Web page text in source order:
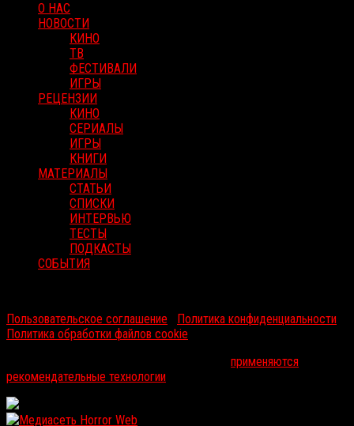
О НАС
НОВОСТИ
КИНО
ТВ
ФЕСТИВАЛИ
ИГРЫ
РЕЦЕНЗИИ
КИНО
СЕРИАЛЫ
ИГРЫ
КНИГИ
МАТЕРИАЛЫ
СТАТЬИ
СПИСКИ
ИНТЕРВЬЮ
ТЕСТЫ
ПОДКАСТЫ
СОБЫТИЯ
Пользовательское соглашение
Политика конфиденциальности
Политика обработки файлов cookie
применяются
рекомендательные технологии